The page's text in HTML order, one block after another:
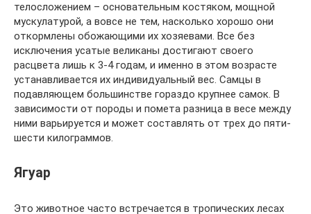
телосложением – основательным костяком, мощной
мускулатурой, а вовсе не тем, насколько хорошо они
откормлены обожающими их хозяевами. Все без
исключения усатые великаны достигают своего
расцвета лишь к 3-4 годам, и именно в этом возрасте
устанавливается их индивидуальный вес. Самцы в
подавляющем большинстве гораздо крупнее самок. В
зависимости от породы и помета разница в весе между
ними варьируется и может составлять от трех до пяти-
шести килограммов.
Ягуар
Это животное часто встречается в тропических лесах